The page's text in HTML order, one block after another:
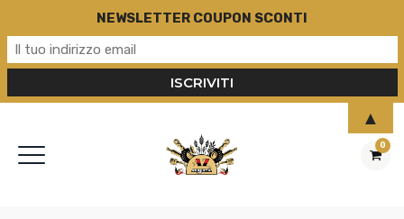
0
NEWSLETTER COUPON SCONTI
▲